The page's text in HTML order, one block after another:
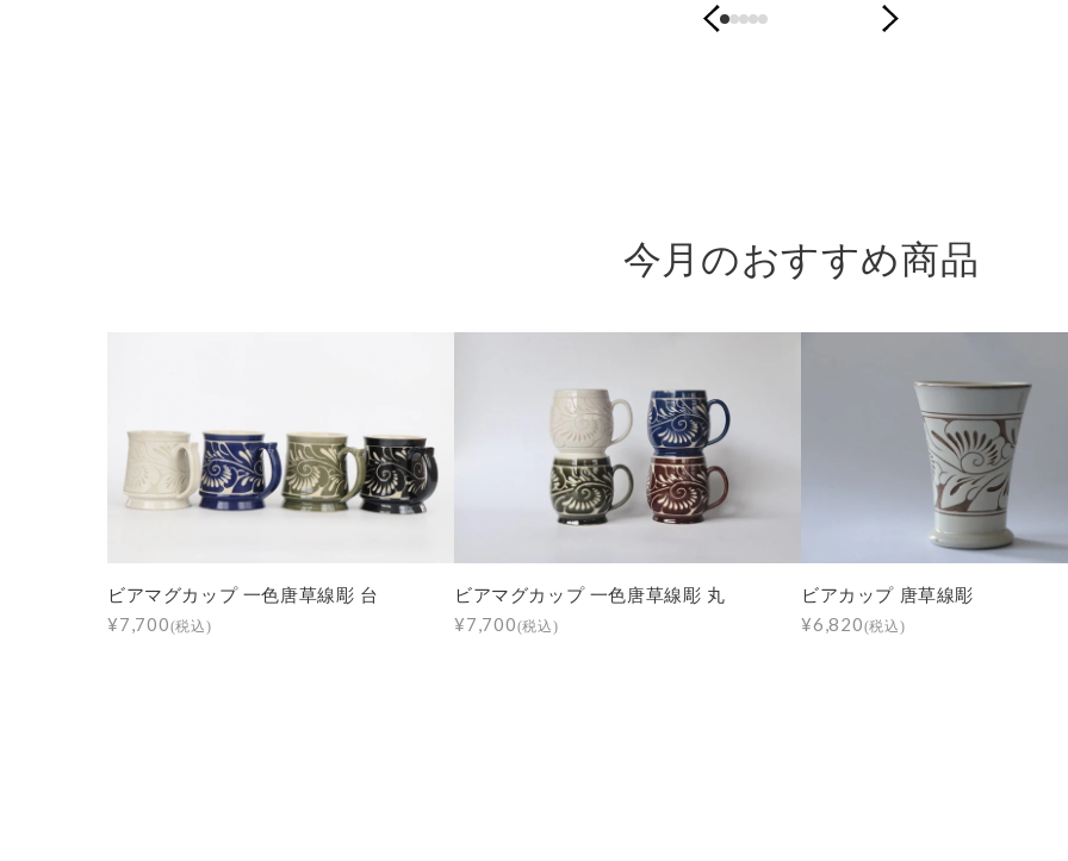
今月のおすすめ商品
ビアマグカップ 一色唐草線彫 台
¥7,700(税込)
ビアマグカップ 一色唐草線彫 丸
¥7,700(税込)
ビアカップ 唐草線彫
¥6,820(税込)